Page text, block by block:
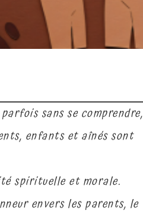
sans se comprendre,
enfants et aînés sont
spirituelle et morale.
envers les parents, le